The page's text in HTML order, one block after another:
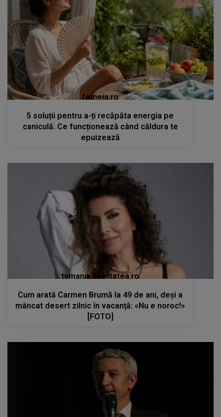
femeia.ro
5 soluții pentru a-ți recăpăta energia pe
caniculă. Ce funcționează când căldura te
epuizează
tvmania.libertatea.ro
Cum arată Carmen Brumă la 49 de ani, deși a
mâncat desert zilnic în vacanță: «Nu e noroc!»
[FOTO]